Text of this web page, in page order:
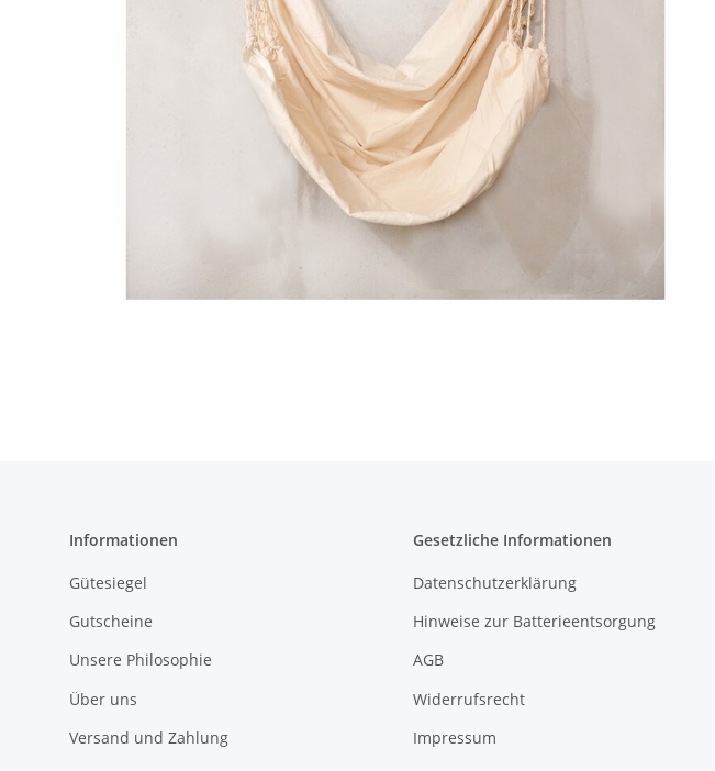
Informationen
Gütesiegel
Gutscheine
Unsere Philosophie
Über uns
Versand und Zahlung
Gesetzliche Informationen
Datenschutzerklärung
Hinweise zur Batterieentsorgung
AGB
Widerrufsrecht
Impressum